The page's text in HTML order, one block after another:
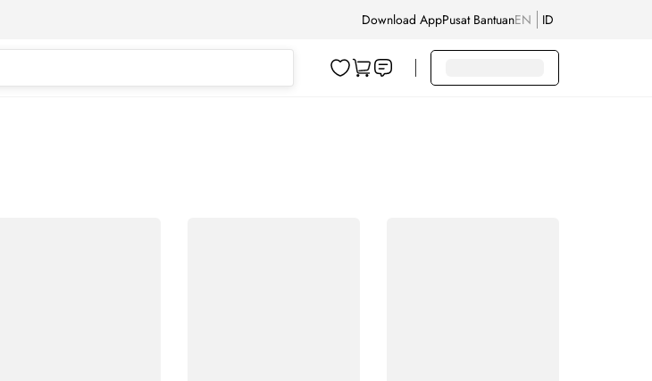
Download AppPusat BantuanEN ID